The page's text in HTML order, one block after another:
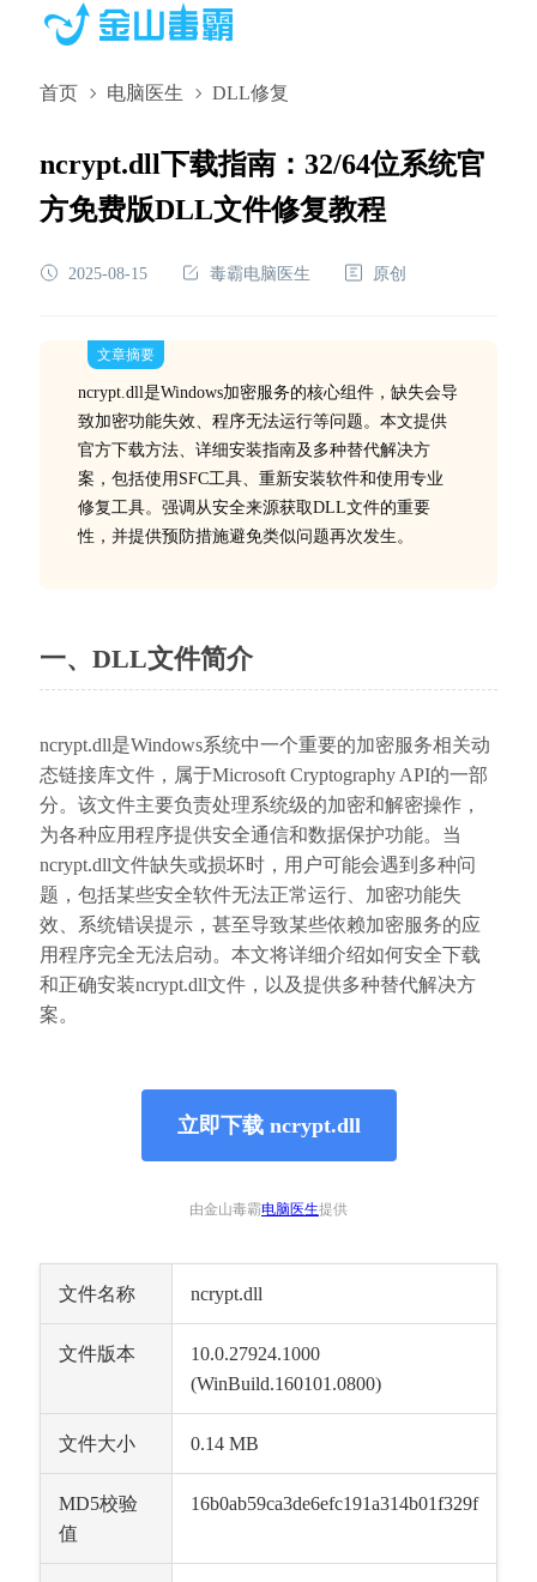
首页 电脑医生 DLL修复
ncrypt.dll下载指南：32/64位系统官
方免费版DLL文件修复教程
2025-08-15 毒霸电脑医生 原创
文章摘要
ncrypt.dll是Windows加密服务的核心组件，缺失会导
致加密功能失效、程序无法运行等问题。本文提供
官方下载方法、详细安装指南及多种替代解决方
案，包括使用SFC工具、重新安装软件和使用专业
修复工具。强调从安全来源获取DLL文件的重要
性，并提供预防措施避免类似问题再次发生。
一、DLL文件简介
ncrypt.dll是Windows系统中一个重要的加密服务相关动
态链接库文件，属于Microsoft Cryptography API的一部
分。该文件主要负责处理系统级的加密和解密操作，
为各种应用程序提供安全通信和数据保护功能。当
ncrypt.dll文件缺失或损坏时，用户可能会遇到多种问
题，包括某些安全软件无法正常运行、加密功能失
效、系统错误提示，甚至导致某些依赖加密服务的应
用程序完全无法启动。本文将详细介绍如何安全下载
和正确安装ncrypt.dll文件，以及提供多种替代解决方
案。
立即下载 ncrypt.dll
由金山毒霸电脑医生提供
文件名称 ncrypt.dll
文件版本
10.0.27924.1000
(WinBuild.160101.0800)
文件大小 0.14 MB
MD5校验
值
16b0ab59ca3de6efc191a314b01f329f